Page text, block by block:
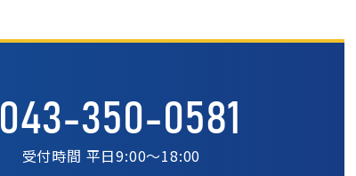
043-350-0581
受付時間 平日9:00〜18:00